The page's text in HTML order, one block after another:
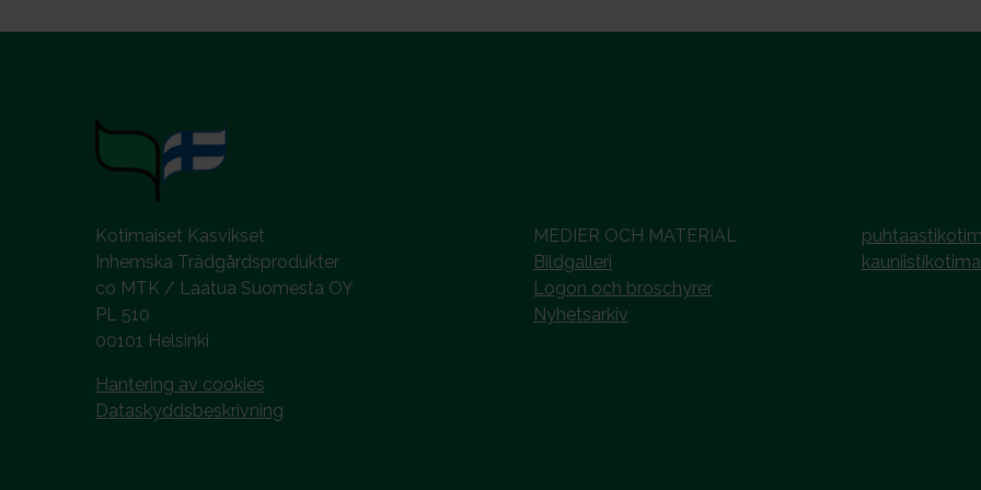
Kotimaiset Kasvikset
Inhemska Trädgårdsprodukter
co MTK / Laatua Suomesta OY
PL 510
00101 Helsinki
Hantering av cookies
Dataskyddsbeskrivning
MEDIER OCH MATERIAL
Bildgalleri
Logon och broschyrer
Nyhetsarkiv